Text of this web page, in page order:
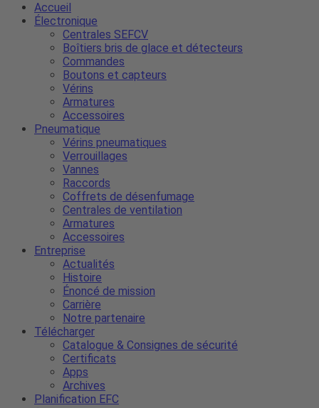
Accueil
Électronique
Centrales SEFCV
Boîtiers bris de glace et détecteurs
Commandes
Boutons et capteurs
Vérins
Armatures
Accessoires
Pneumatique
Vérins pneumatiques
Verrouillages
Vannes
Raccords
Coffrets de désenfumage
Centrales de ventilation
Armatures
Accessoires
Entreprise
Actualités
Histoire
Énoncé de mission
Carrière
Notre partenaire
Télécharger
Catalogue & Consignes de sécurité
Certificats
Apps
Archives
Planification EFC